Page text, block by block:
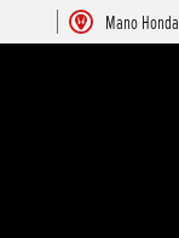
Mano Honda